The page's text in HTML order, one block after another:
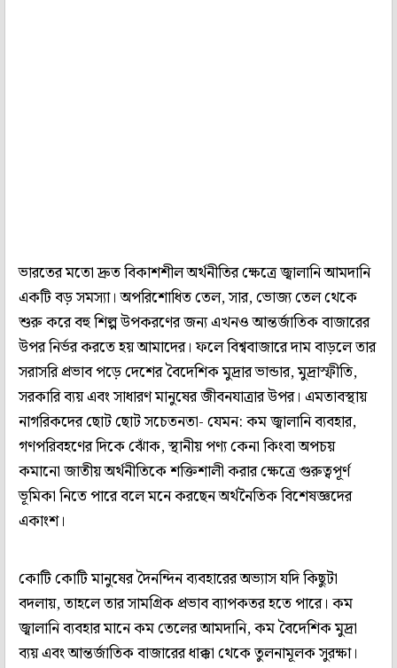
ভারতের মতো দ্রুত বিকাশশীল অর্থনীতির ক্ষেত্রে জ্বালানি আমদানি
একটি বড় সমস্যা। অপরিশোধিত তেল, সার, ভোজ্য তেল থেকে
শুরু করে বহু শিল্প উপকরণের জন্য এখনও আন্তর্জাতিক বাজারের
উপর নির্ভর করতে হয় আমাদের। ফলে বিশ্ববাজারে দাম বাড়লে তার
সরাসরি প্রভাব পড়ে দেশের বৈদেশিক মুদ্রার ভান্ডার, মুদ্রাস্ফীতি,
সরকারি ব্যয় এবং সাধারণ মানুষের জীবনযাত্রার উপর। এমতাবস্থায়
নাগরিকদের ছোট ছোট সচেতনতা- যেমন: কম জ্বালানি ব্যবহার,
গণপরিবহণের দিকে ঝোঁক, স্থানীয় পণ্য কেনা কিংবা অপচয়
কমানো জাতীয় অর্থনীতিকে শক্তিশালী করার ক্ষেত্রে গুরুত্বপূর্ণ
ভূমিকা নিতে পারে বলে মনে করছেন অর্থনৈতিক বিশেষজ্ঞদের
একাংশ।
কোটি কোটি মানুষের দৈনন্দিন ব্যবহারের অভ্যাস যদি কিছুটা
বদলায়, তাহলে তার সামগ্রিক প্রভাব ব্যাপকতর হতে পারে। কম
জ্বালানি ব্যবহার মানে কম তেলের আমদানি, কম বৈদেশিক মুদ্রা
ব্যয় এবং আন্তর্জাতিক বাজারের ধাক্কা থেকে তুলনামূলক সুরক্ষা।